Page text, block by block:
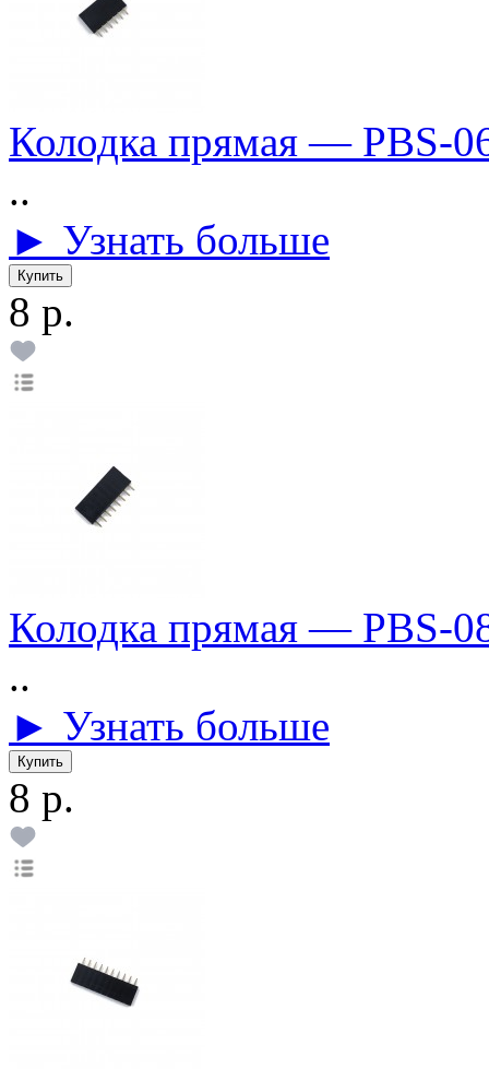
Колодка прямая — PBS-
..
► Узнать больше
8 р.
Колодка прямая — PBS-
..
► Узнать больше
8 р.